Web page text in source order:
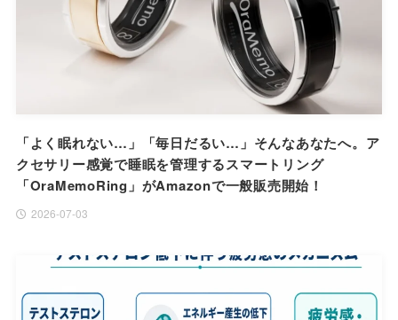
「よく眠れない…」「毎日だるい…」そんなあなたへ。ア
クセサリー感覚で睡眠を管理するスマートリング
「OraMemoRing」がAmazonで一般販売開始！
2026-07-03